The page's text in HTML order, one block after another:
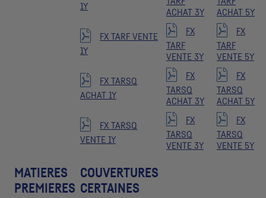
1Y
ACHAT 3Y
ACHAT 5Y
FX TARF VENTE
1Y
FX
TARF
VENTE 3Y
FX
TARF
VENTE 5Y
FX TARSQ
ACHAT 1Y
FX
TARSQ
ACHAT 3Y
FX
TARSQ
ACHAT 5Y
FX TARSQ
VENTE 1Y
FX
TARSQ
VENTE 3Y
FX
TARSQ
VENTE 5Y
MATIERES
PREMIERES
COUVERTURES
CERTAINES